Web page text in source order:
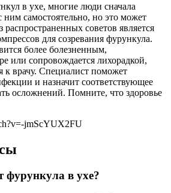
в ухе, многие люди сначала
ним самостоятельно, но это может
советов является
для созревания фурункула.
более болезненным,
или сопровождается лихорадкой,
к врачу. Специалист поможет
и назначит соответствующее
осложнений. Помните, что здоровье
jmScYUX2FU
фурункула в ухе?